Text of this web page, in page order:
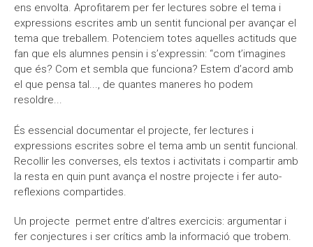
ens envolta. Aprofitarem per fer lectures sobre el tema i
expressions escrites amb un sentit funcional per avançar el
tema que treballem. Potenciem totes aquelles actituds que
fan que els alumnes pensin i s’expressin: “com t’imagines
que és? Com et sembla que funciona? Estem d’acord amb
el que pensa tal..., de quantes maneres ho podem
resoldre...
És essencial documentar el projecte, fer lectures i
expressions escrites sobre el tema amb un sentit funcional.
Recollir les converses, els textos i activitats i compartir amb
la resta en quin punt avança el nostre projecte i fer auto-
reflexions compartides.
Un projecte permet entre d’altres exercicis: argumentar i
fer conjectures i ser crítics amb la informació que trobem.